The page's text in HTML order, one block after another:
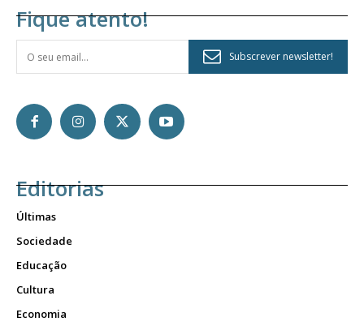
Fique atento!
Subscrever newsletter!
Editorias
Últimas
Sociedade
Educação
Cultura
Economia